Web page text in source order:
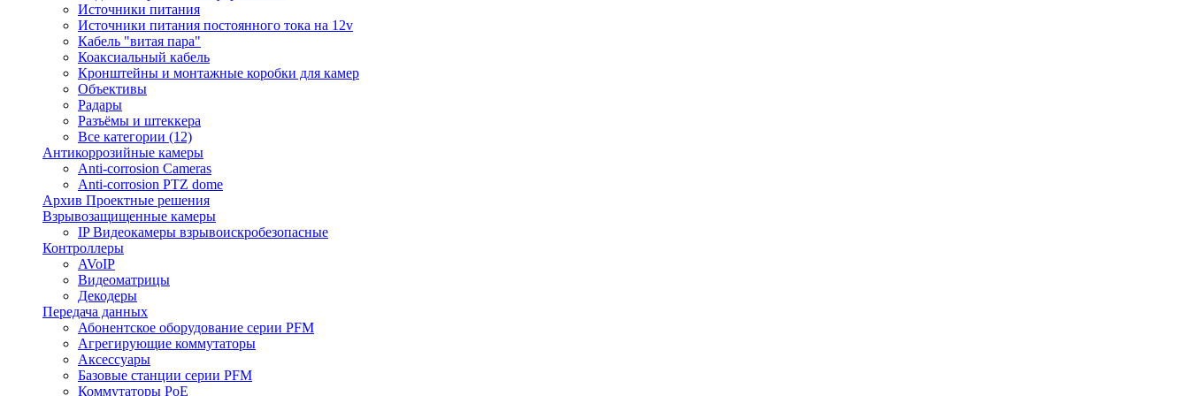
Источники питания
Источники питания постоянного тока на 12v
Кабель "витая пара"
Коаксиальный кабель
Кронштейны и монтажные коробки для камер
Объективы
Радары
Разъёмы и штеккера
Все категории (12)
Антикоррозийные камеры
Anti-corrosion Cameras
Anti-corrosion PTZ dome
Архив Проектные решения
Взрывозащищенные камеры
IP Видеокамеры взрывоискробезопасные
Контроллеры
AVoIP
Видеоматрицы
Декодеры
Передача данных
Абонентское оборудование серии PFM
Агрегирующие коммутаторы
Аксессуары
Базовые станции серии PFM
Коммутаторы PoE